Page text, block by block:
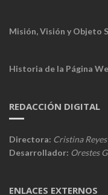
Misión, Visión y Objeto
Historia de la Página
REDACCIÓN DIGITAL
Directora: Cristina
Desarrollador: Orestes
ENLACES EXTERNOS